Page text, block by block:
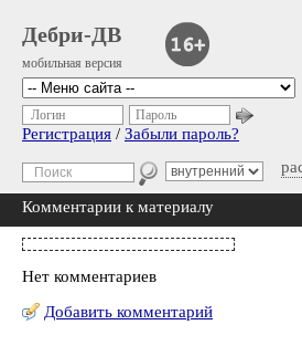
Дебри-ДВ
мобильная версия
Логин Пароль
Регистрация / Забыли пароль?
Комментарии к материалу
Нет комментариев
Добавить комментарий